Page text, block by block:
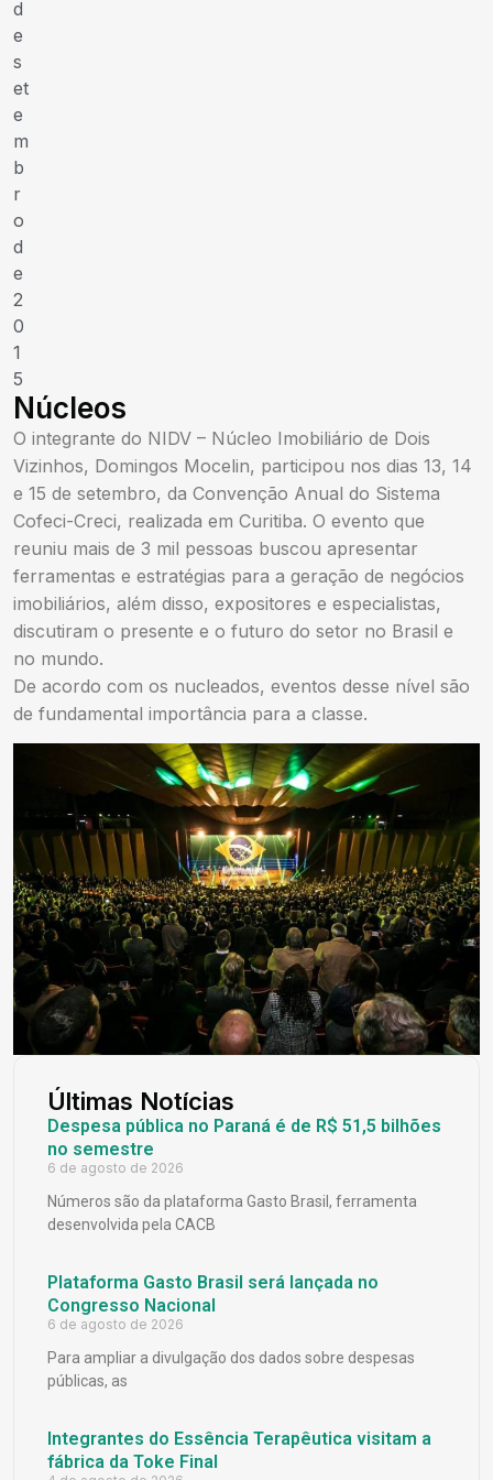
d
e
s
et
e
m
b
r
o
d
e
2
0
1
5
Núcleos
O integrante do NIDV – Núcleo Imobiliário de Dois
Vizinhos, Domingos Mocelin, participou nos dias 13, 14
e 15 de setembro, da Convenção Anual do Sistema
Cofeci-Creci, realizada em Curitiba. O evento que
reuniu mais de 3 mil pessoas buscou apresentar
ferramentas e estratégias para a geração de negócios
imobiliários, além disso, expositores e especialistas,
discutiram o presente e o futuro do setor no Brasil e
no mundo.
De acordo com os nucleados, eventos desse nível são
de fundamental importância para a classe.
Últimas Notícias
Despesa pública no Paraná é de R$ 51,5 bilhões
no semestre
6 de agosto de 2026
Números são da plataforma Gasto Brasil, ferramenta
desenvolvida pela CACB
Plataforma Gasto Brasil será lançada no
Congresso Nacional
6 de agosto de 2026
Para ampliar a divulgação dos dados sobre despesas
públicas, as
Integrantes do Essência Terapêutica visitam a
fábrica da Toke Final